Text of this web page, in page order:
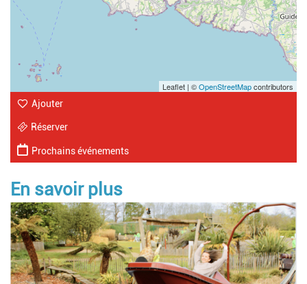
Leaflet | ©OpenStreetMapcontributors
Ajouter
Réserver
Prochains événements
En savoir plus